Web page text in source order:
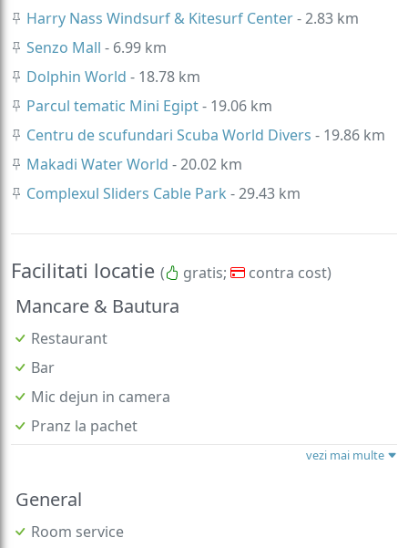
Harry Nass Windsurf & Kitesurf Center- 2.83 km
Senzo Mall - 6.99 km
Dolphin World - 18.78 km
Parcul tematic Mini Egipt- 19.06 km
Centru de scufundari Scuba World Divers - 19.86 km
Makadi Water World - 20.02 km
Complexul Sliders Cable Park - 29.43 km
Facilitati locatie ( gratis; contra cost)
Mancare & Bautura
Restaurant
Bar
Mic dejun in camera
Pranz la pachet
vezi mai multe
General
Room service